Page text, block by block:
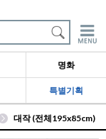
명화
특별기획
대작 (전체195x85cm)